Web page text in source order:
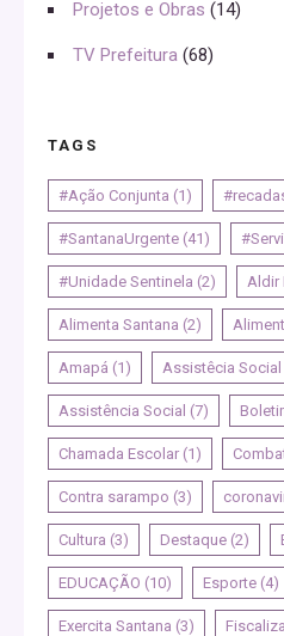
Projetos e Obras (14)
TV Prefeitura (68)
TAGS
#Ação Conjunta (1)
#SantanaUrgente (41)
#Unidade Sentinela (2) Aldir
Alimenta Santana (2)
Amapá (1) Assistêcia Social
Assistência Social (7)
Chamada Escolar (1)
Contra sarampo (3)
Cultura (3) Destaque (2)
EDUCAÇÃO (10) Esporte (4)
Exercita Santana (3)